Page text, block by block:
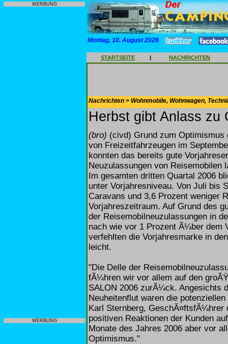
WERBUNG
WERBUNG
Montag, 10. August 2026
STARTSEITE | NACHRICHTEN
Nachrichten > Wohnmobile, Wohnwagen,
Herbst gibt Anlass zu
(bro) (civd) Grund zum
von Freizeitfahrzeugen im
konnten das bereits gute
Neuzulassungen von Reisemobilen
Im gesamten dritten Quartal 2006
unter Vorjahresniveau. Von Juli bis
Caravans und 3,6 Prozent weniger
Vorjahreszeitraum. Auf Grund des
der Reisemobilneuzulassungen in
nach wie vor 1 Prozent Ã¼ber dem
verfehlten die Vorjahresmarke in
leicht.
"Die Delle der
fÃ¼hren wir vor allem auf den
SALON 2006 zurÃ¼ck. Angesichts
Neuheitenflut waren die
Karl Sternberg, GeschÃ¤ftsfÃ¼hrer
positiven Reaktionen der Kunden
Monate des Jahres 2006 aber vor
Optimismus."